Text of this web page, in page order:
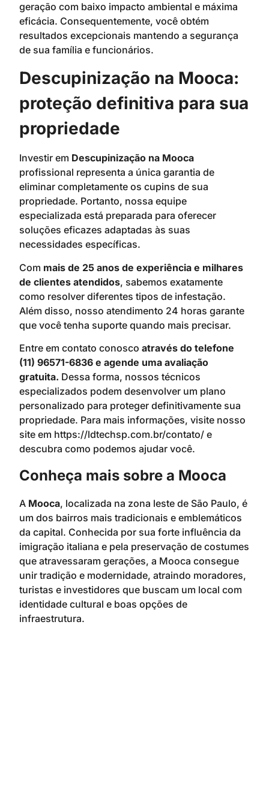
geração com baixo impacto ambiental e máxima
eficácia. Consequentemente, você obtém
resultados excepcionais mantendo a segurança
de sua família e funcionários.
Descupinização na Mooca:
proteção definitiva para sua
propriedade
Investir em Descupinização na Mooca
profissional representa a única garantia de
eliminar completamente os cupins de sua
propriedade. Portanto, nossa equipe
especializada está preparada para oferecer
soluções eficazes adaptadas às suas
necessidades específicas.
Com mais de 25 anos de experiência e milhares
de clientes atendidos, sabemos exatamente
como resolver diferentes tipos de infestação.
Além disso, nosso atendimento 24 horas garante
que você tenha suporte quando mais precisar.
Entre em contato conosco através do telefone
(11) 96571-6836 e agende uma avaliação
gratuita. Dessa forma, nossos técnicos
especializados podem desenvolver um plano
personalizado para proteger definitivamente sua
propriedade. Para mais informações, visite nosso
site em https://ldtechsp.com.br/contato/ e
descubra como podemos ajudar você.
Conheça mais sobre a Mooca
A Mooca, localizada na zona leste de São Paulo, é
um dos bairros mais tradicionais e emblemáticos
da capital. Conhecida por sua forte influência da
imigração italiana e pela preservação de costumes
que atravessaram gerações, a Mooca consegue
unir tradição e modernidade, atraindo moradores,
turistas e investidores que buscam um local com
identidade cultural e boas opções de
infraestrutura.